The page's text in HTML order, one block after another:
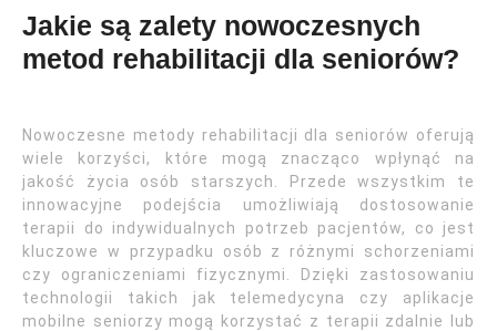
Jakie są zalety nowoczesnych
metod rehabilitacji dla seniorów?
Nowoczesne metody rehabilitacji dla seniorów oferują
wiele korzyści, które mogą znacząco wpłynąć na
jakość życia osób starszych. Przede wszystkim te
innowacyjne podejścia umożliwiają dostosowanie
terapii do indywidualnych potrzeb pacjentów, co jest
kluczowe w przypadku osób z różnymi schorzeniami
czy ograniczeniami fizycznymi. Dzięki zastosowaniu
technologii takich jak telemedycyna czy aplikacje
mobilne seniorzy mogą korzystać z terapii zdalnie lub